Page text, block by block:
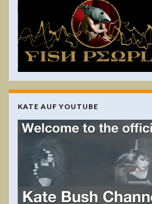
KATE AUF YOUTUBE